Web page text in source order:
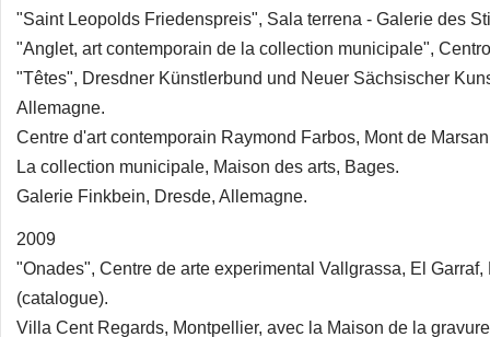
"Saint Leopolds Friedenspreis", Sala terrena - Galerie des
"Anglet, art contemporain de la collection municipale",
"Têtes", Dresdner Künstlerbund und Neuer Sächsischer
Allemagne.
Centre d'art contemporain Raymond Farbos, Mont de
La collection municipale, Maison des arts, Bages.
Galerie Finkbein, Dresde, Allemagne.
2009
"Onades", Centre de arte experimental Vallgrassa, El
(catalogue).
Villa Cent Regards, Montpellier, avec la Maison de la